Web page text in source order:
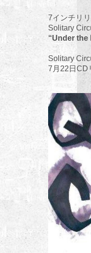
7インチリ
Solitary
“Under the
Solitary
7月22日CD